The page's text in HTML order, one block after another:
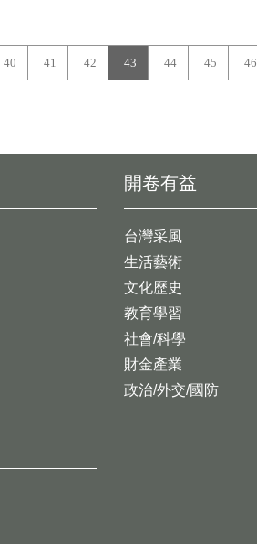
40 41 42 43 44 45 46
開卷有益
台灣采風
生活藝術
文化歷史
教育學習
社會/科學
財金產業
政治/外交/國防